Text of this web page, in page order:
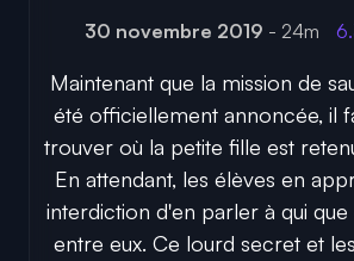
30 novembre 2019 - 24m
Maintenant que la mission de
été officiellement annoncée, il
trouver où la petite fille est
En attendant, les élèves en
interdiction d'en parler à qui
entre eux. Ce lourd secret et